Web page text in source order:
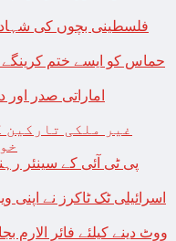
فلسطینی بچوں کی شہادت
حماس کو ایسے ختم کرینگے
اماراتی صدر
غیر ملکی تارکین
پی ٹی آئی کے سینئر
اسرائیلی ٹک ٹاکرز نے اپنی
ووٹ دینے کیلئے فائر الارم